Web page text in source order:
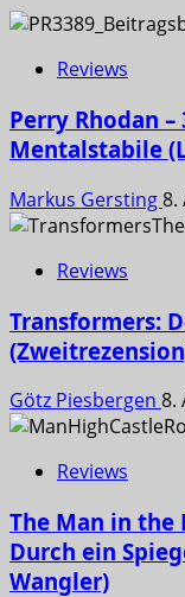
Reviews
Perry Rhodan
Mentalstabile
Markus Gersting8.
Reviews
Transformers:
Götz Piesbergen 8.
Reviews
The Man in the
Durch ein
Wangler)